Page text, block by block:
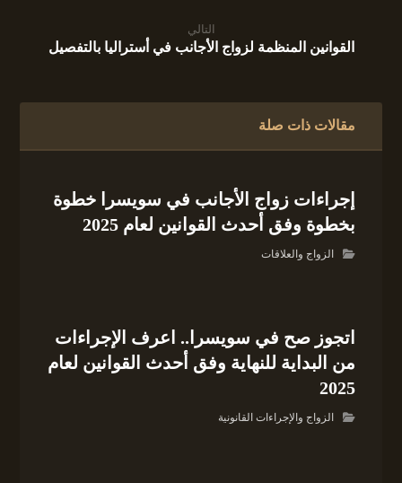
التالي
القوانين المنظمة لزواج الأجانب في أستراليا بالتفصيل
مقالات ذات صلة
إجراءات زواج الأجانب في سويسرا خطوة
بخطوة وفق أحدث القوانين لعام 2025
الزواج والعلاقات
اتجوز صح في سويسرا.. اعرف الإجراءات
من البداية للنهاية وفق أحدث القوانين لعام
2025
الزواج والإجراءات القانونية